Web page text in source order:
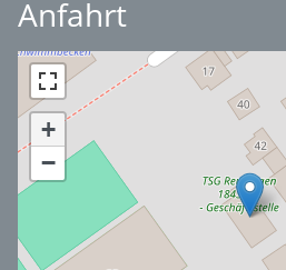
Anfahrt
+
−